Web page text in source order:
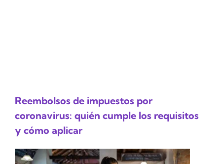
Reembolsos de impuestos por
coronavirus: quién cumple los requisitos
y cómo aplicar